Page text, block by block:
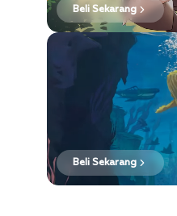
Beli Sekarang
Beli Sekarang